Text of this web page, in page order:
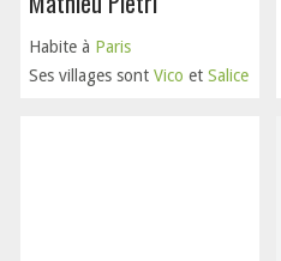
Habite à Paris
Ses villages sont Vico et Salice